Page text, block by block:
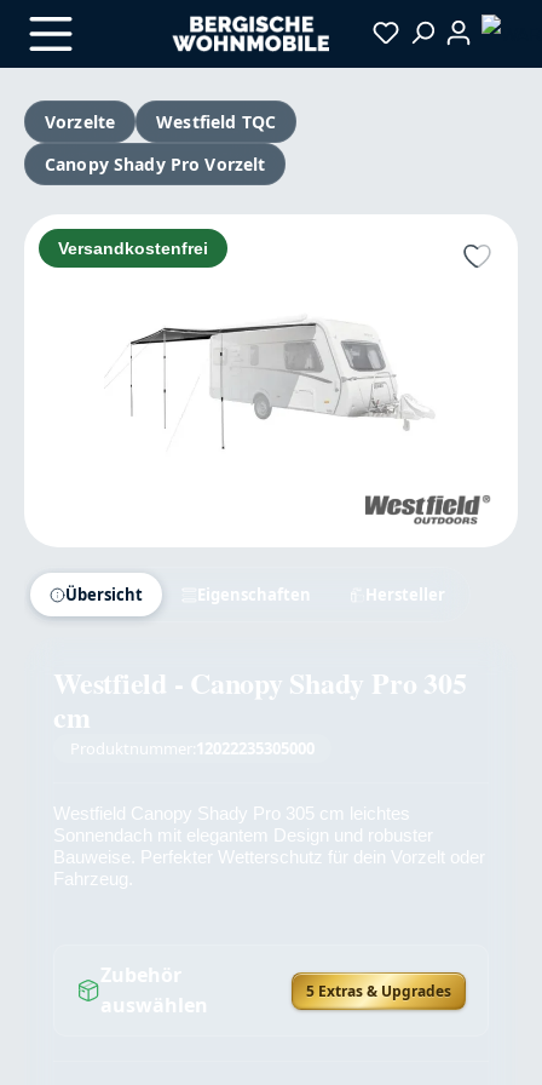
Zum Hauptinhalt springen
Vorzelte
Westfield TQC
Canopy Shady Pro Vorzelt
Bildergalerie überspringen
Versandkostenfrei
Übersicht Eigenschaften Hersteller
Westfield - Canopy Shady Pro 305
cm
Produktnummer: 12022235305000
Westfield Canopy Shady Pro 305 cm leichtes
Sonnendach mit elegantem Design und robuster
Bauweise. Perfekter Wetterschutz für dein Vorzelt oder
Fahrzeug.
Zubehör
auswählen
5 Extras & Upgrades